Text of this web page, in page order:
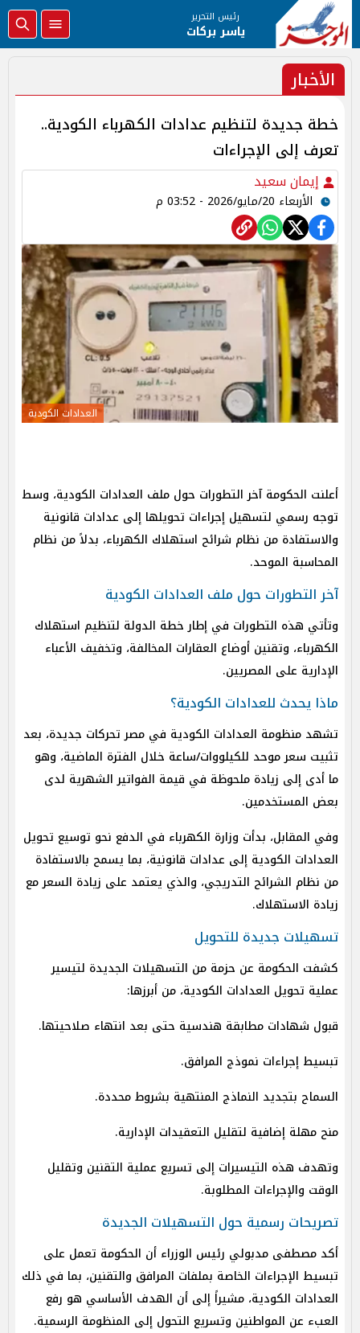
رئيس التحرير
ياسر بركات
الأخبار
خطة جديدة لتنظيم عدادات الكهرباء الكودية..
تعرف إلى الإجراءات
إيمان سعيد
الأربعاء 20/مايو/2026 - 03:52 م
العدادات الكودية
أعلنت الحكومة آخر التطورات حول ملف العدادات الكودية، وسط
توجه رسمي لتسهيل إجراءات تحويلها إلى عدادات قانونية
والاستفادة من نظام شرائح استهلاك الكهرباء، بدلاً من نظام
المحاسبة الموحد.
آخر التطورات حول ملف العدادات الكودية
وتأتي هذه التطورات في إطار خطة الدولة لتنظيم استهلاك
الكهرباء، وتقنين أوضاع العقارات المخالفة، وتخفيف الأعباء
الإدارية على المصريين.
ماذا يحدث للعدادات الكودية؟
تشهد منظومة العدادات الكودية في مصر تحركات جديدة، بعد
تثبيت سعر موحد للكيلووات/ساعة خلال الفترة الماضية، وهو
ما أدى إلى زيادة ملحوظة في قيمة الفواتير الشهرية لدى
بعض المستخدمين.
وفي المقابل، بدأت وزارة الكهرباء في الدفع نحو توسيع تحويل
العدادات الكودية إلى عدادات قانونية، بما يسمح بالاستفادة
من نظام الشرائح التدريجي، والذي يعتمد على زيادة السعر مع
زيادة الاستهلاك.
تسهيلات جديدة للتحويل
كشفت الحكومة عن حزمة من التسهيلات الجديدة لتيسير
عملية تحويل العدادات الكودية، من أبرزها:
قبول شهادات مطابقة هندسية حتى بعد انتهاء صلاحيتها.
تبسيط إجراءات نموذج المرافق.
السماح بتجديد النماذج المنتهية بشروط محددة.
منح مهلة إضافية لتقليل التعقيدات الإدارية.
وتهدف هذه التيسيرات إلى تسريع عملية التقنين وتقليل
الوقت والإجراءات المطلوبة.
تصريحات رسمية حول التسهيلات الجديدة
أكد مصطفى مدبولي رئيس الوزراء أن الحكومة تعمل على
تبسيط الإجراءات الخاصة بملفات المرافق والتقنين، بما في ذلك
العدادات الكودية، مشيراً إلى أن الهدف الأساسي هو رفع
العبء عن المواطنين وتسريع التحول إلى المنظومة الرسمية.